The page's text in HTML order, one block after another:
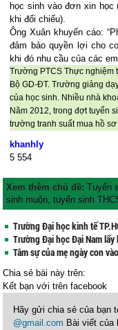
học sinh vào đơn xin
khi đối chiếu).
Ông Xuân khuyến cáo:
đảm bảo quyền lợi cho
khi đó nhu cầu của các
Trường PTCS Thực nghiệm
Bộ GD-ĐT. Trường giảng
của học sinh. Nhiều nhà
Năm 2012, trong đợt tuyển
trường tranh suất mua hồ
khanhly
5 554
Xem thêm chủ đề:Tuyển
sinh muộn,tuyển sinh
Trường Đại học kinh tế
Trường Đại học Đại Nam lấy
Tâm sự của mẹ ngày con
Chia sẻ bài này trên:
Kết bạn vớitrên facebook
Hãy gửi chia sẻ của bạn
@gmail.com Bài viết của